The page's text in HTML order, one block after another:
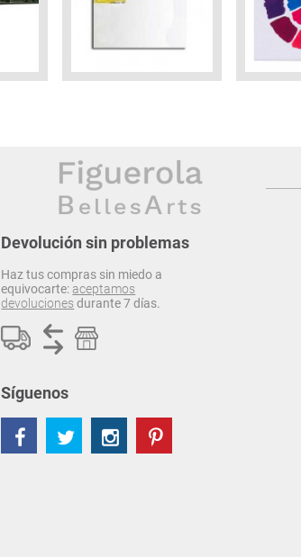
Devolución sin problemas
Haz tus compras sin miedo a
equivocarte:aceptamos
devolucionesdurante 7 días.
Síguenos